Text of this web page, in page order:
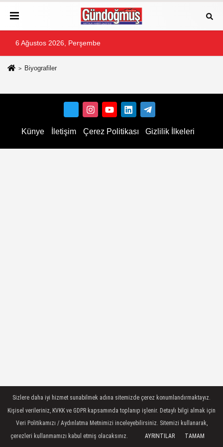
6 Ağustos 2026, Perşembe
Biyografiler
Künye İletişim Çerez Politikası Gizlilik İlkeleri
Sizlere daha iyi hizmet sunabilmek adına sitemizde çerez konumlandırmaktayız.
Kişisel verileriniz, KVKK ve GDPR kapsamında toplanıp işlenir. Detaylı bilgi almak için
Veri Politikamızı / Aydınlatma Metnimizi inceleyebilirsiniz. Sitemizi kullanarak,
çerezleri kullanmamızı kabul etmiş olacaksınız.
AYRINTILAR TAMAM